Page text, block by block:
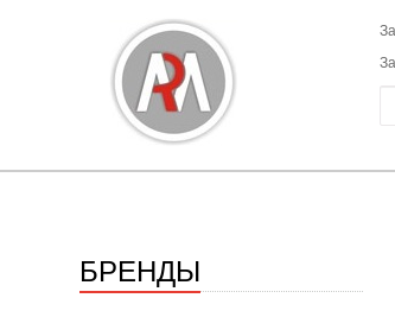
БРЕНДЫ